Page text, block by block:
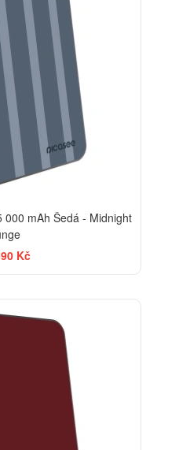
000 mAh Šedá - Midnight
Kč